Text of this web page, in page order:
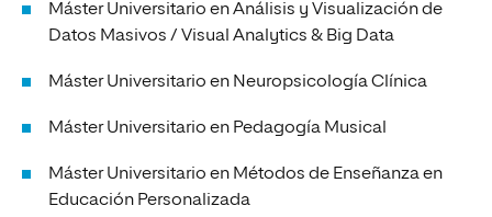
Máster Universitario en Análisis y Visualización de
Datos Masivos / Visual Analytics & Big Data
Máster Universitario en Neuropsicología Clínica
Máster Universitario en Pedagogía Musical
Máster Universitario en Métodos de Enseñanza en
Educación Personalizada